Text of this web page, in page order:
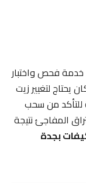
فحص واختبار
لتغيير زيت
من سحب
المفاجئ نتيجة
بجدة